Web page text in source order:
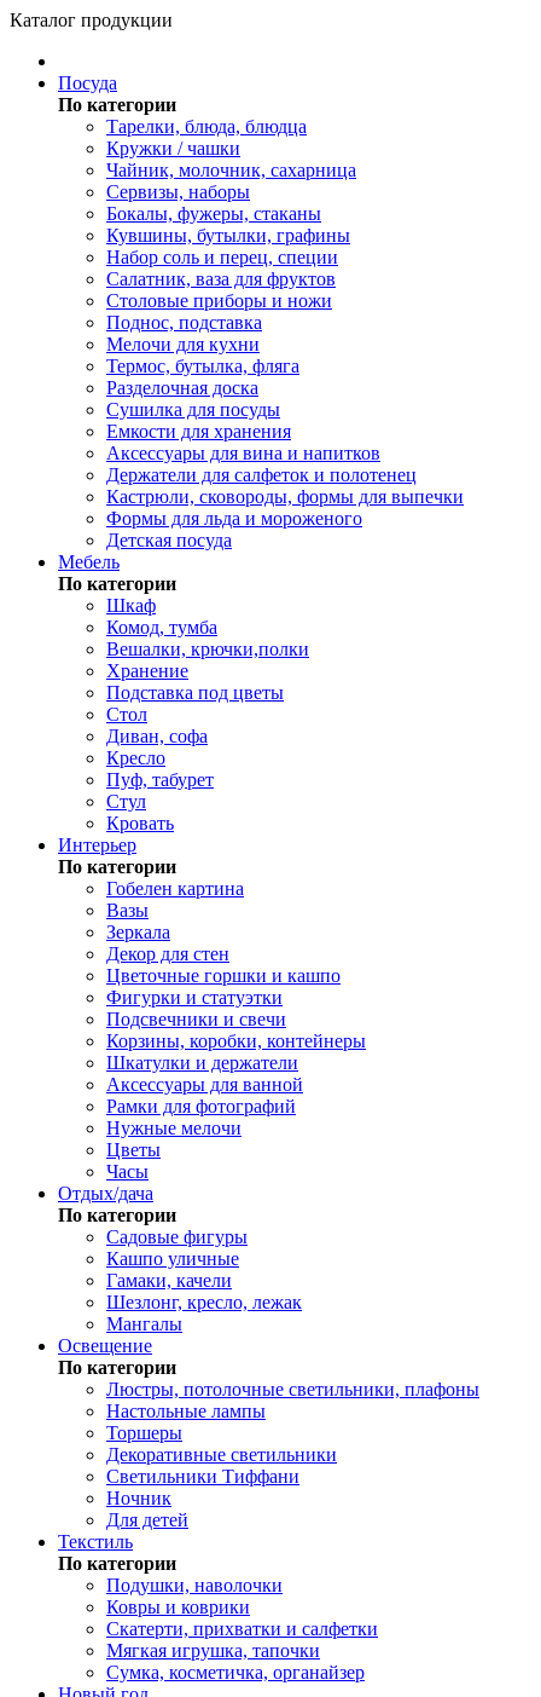
Каталог продукции
Посуда
По категории
Тарелки, блюда, блюдца
Кружки / чашки
Чайник, молочник, сахарница
Сервизы, наборы
Бокалы, фужеры, стаканы
Кувшины, бутылки, графины
Набор соль и перец, специи
Салатник, ваза для фруктов
Столовые приборы и ножи
Поднос, подставка
Мелочи для кухни
Термос, бутылка, фляга
Разделочная доска
Сушилка для посуды
Емкости для хранения
Аксессуары для вина и напитков
Держатели для салфеток и полотенец
Кастрюли, сковороды, формы для выпечки
Формы для льда и мороженого
Детская посуда
Мебель
По категории
Шкаф
Комод, тумба
Вешалки, крючки,полки
Хранение
Подставка под цветы
Стол
Диван, софа
Кресло
Пуф, табурет
Стул
Кровать
Интерьер
По категории
Гобелен картина
Вазы
Зеркала
Декор для стен
Цветочные горшки и кашпо
Фигурки и статуэтки
Подсвечники и свечи
Корзины, коробки, контейнеры
Шкатулки и держатели
Аксессуары для ванной
Рамки для фотографий
Нужные мелочи
Цветы
Часы
Отдых/дача
По категории
Садовые фигуры
Кашпо уличные
Гамаки, качели
Шезлонг, кресло, лежак
Мангалы
Освещение
По категории
Люстры, потолочные светильники, плафоны
Настольные лампы
Торшеры
Декоративные светильники
Светильники Тиффани
Ночник
Для детей
Текстиль
По категории
Подушки, наволочки
Ковры и коврики
Скатерти, прихватки и салфетки
Мягкая игрушка, тапочки
Сумка, косметичка, органайзер